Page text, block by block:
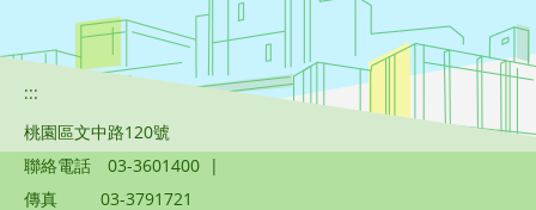
:::
桃園區文中路120號
聯絡電話
03-3601400 |
傳真
03-3791721